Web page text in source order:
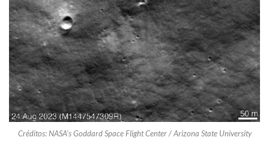
Créditos: NASA’s Goddard Space Flight Center / Arizona State University